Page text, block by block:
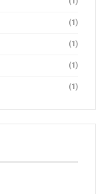
(1)
(1)
(1)
(1)